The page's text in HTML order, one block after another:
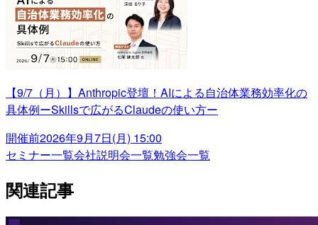
【9/7（月）】Anthropic登壇！AIによる自治体業務効率化の
具体例ーSkillsで広がるClaudeの使い方ー
開催前2026年9月7日(月) 15:00
セミナー一覧会社説明会一覧勉強会一覧
関連記事